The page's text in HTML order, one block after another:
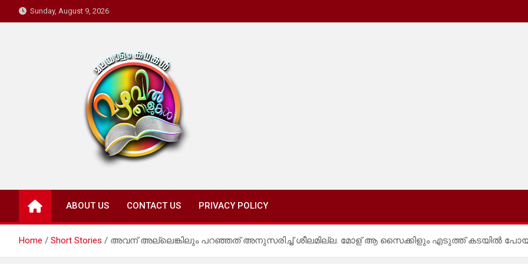
to
Sunday, August 9, 2026
Mazhavil Thalukal
ABOUT US CONTACT US PRIVACY POLICY
Home Short Stories അവന് അല്ലെങ്കിലും പറഞ്ഞത് അനുസരിച്ച് ശീലമില്ല. മോള് ആ സൈക്കിളും എടുത്ത് കടയിൽ